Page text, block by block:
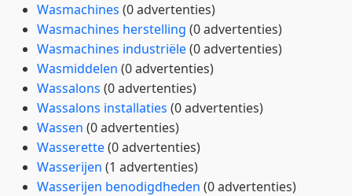
Wasmachines (0 advertenties)
Wasmachines herstelling (0 advertenties)
Wasmachines industriële(0 advertenties)
Wasmiddelen (0 advertenties)
Wassalons (0 advertenties)
Wassalons installaties (0 advertenties)
Wassen (0 advertenties)
Wasserette(0 advertenties)
Wasserijen (1 advertenties)
Wasserijen benodigdheden (0 advertenties)